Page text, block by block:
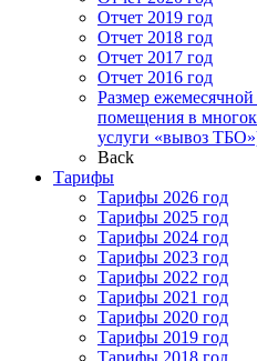
Отчет 2019 год
Отчет 2018 год
Отчет 2017 год
Отчет 2016 год
Размер
помещения в
услуги «вывоз
Back
Тарифы
Тарифы 2026 год
Тарифы 2025 год
Тарифы 2024 год
Тарифы 2023 год
Тарифы 2022 год
Тарифы 2021 год
Тарифы 2020 год
Тарифы 2019 год
Тарифы 2018 год